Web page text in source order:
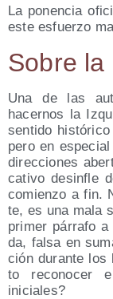
La ponen­cia
este esfuer­zo
Sobre la
Una de las
hacer­nos la
sen­ti­do
pero en
direc­cio­nes
ca­ti­vo des­in­fle
comien­zo a fin.
te, es una mala
pri­mer párra­fo
da, fal­sa en
ción duran­te los
to reco­no­cer
iniciales?